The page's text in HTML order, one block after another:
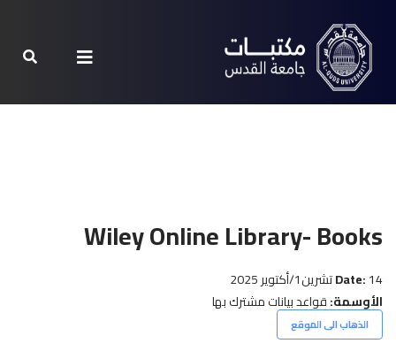
Wiley Online Library- Books
Date:14 تشرين1/أكتوير 2025
الأوسمة:قواعد بيانات مشترك بها
الذهاب الى الموقع